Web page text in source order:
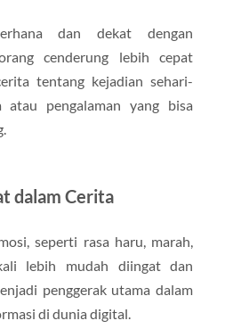
dan dekat dengan
cenderung lebih cepat
tentang kejadian sehari-
pengalaman yang bisa
dalam Cerita
seperti rasa haru, marah,
lebih mudah diingat dan
penggerak utama dalam
di dunia digital.